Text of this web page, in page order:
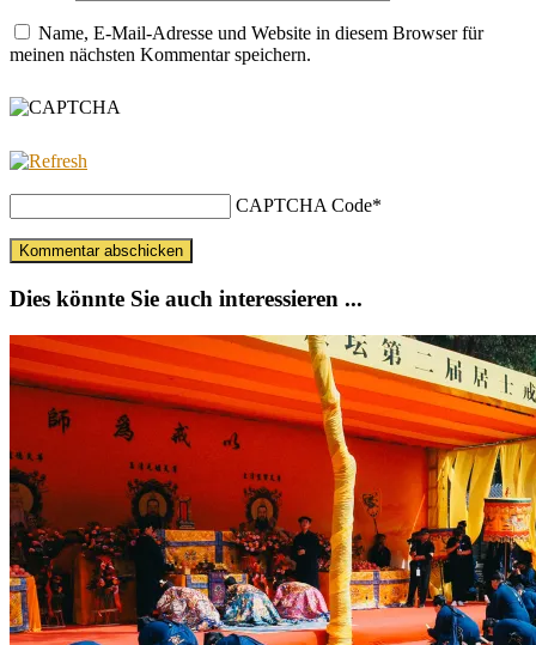
Name, E-Mail-Adresse und Website in diesem Browser für
meinen nächsten Kommentar speichern.
CAPTCHA Code*
Dies könnte Sie auch interessieren ...